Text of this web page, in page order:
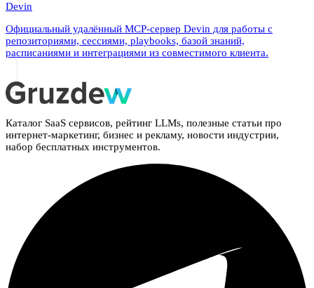
Devin
Официальный удалённый MCP-сервер Devin для работы с
репозиториями, сессиями, playbooks, базой знаний,
расписаниями и интеграциями из совместимого клиента.
Каталог SaaS сервисов, рейтинг LLMs, полезные статьи про
интернет-маркетинг, бизнес и рекламу, новости индустрии,
набор бесплатных инструментов.